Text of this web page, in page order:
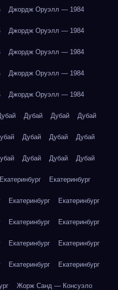
Джордж Оруэлл — 1984
Джордж Оруэлл — 1984
Джордж Оруэлл — 1984
Джордж Оруэлл — 1984
Джордж Оруэлл — 1984
Дубай Дубай Дубай
Дубай Дубай Дубай
Дубай Дубай Дубай
Екатеринбург Екатеринбург
Екатеринбург Екатеринбург
Екатеринбург Екатеринбург
Екатеринбург Екатеринбург
Екатеринбург Екатеринбург
Жорж Санд — Консуэло